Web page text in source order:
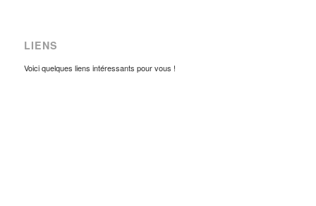
LIENS
Voici quelques liens intéressants pour vous !